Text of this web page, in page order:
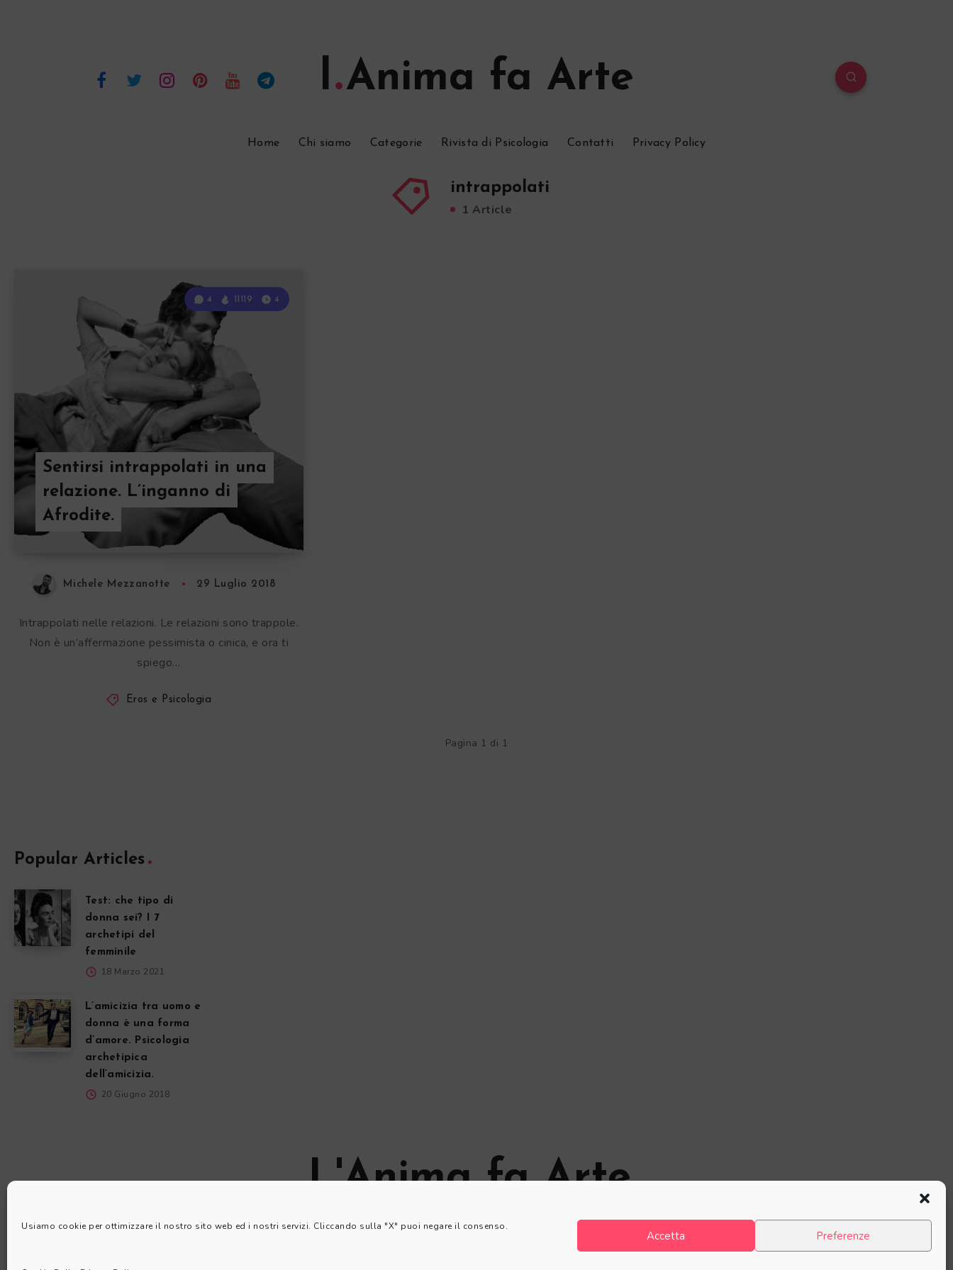
Usiamo cookie per ottimizzare il nostro sito web ed i nostri servizi. Cliccando sulla "X" puoi negare il consenso.
Accetta Preferenze
l Anima fa Arte
Home Chi siamo Categorie Rivista di Psicologia Contatti Privacy Policy
intrappolati
1 Article
Sentirsi intrappolati in una
relazione. L’inganno di
Afrodite.
4 11119 4
Michele Mezzanotte 29 Luglio 2018
Intrappolati nelle relazioni. Le relazioni sono trappole.
Non è un’affermazione pessimista o cinica, e ora ti
spiego…
Eros e Psicologia
Pagina 1 di 1
Popular Articles
Test: che tipo di
donna sei? I 7
archetipi del
femminile
18 Marzo 2021
L’amicizia tra uomo e
donna è una forma
d’amore. Psicologia
archetipica
dell’amicizia.
20 Giugno 2018
L'Anima fa Arte
© L'Anima fa Arte